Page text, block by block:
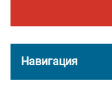
Навигация